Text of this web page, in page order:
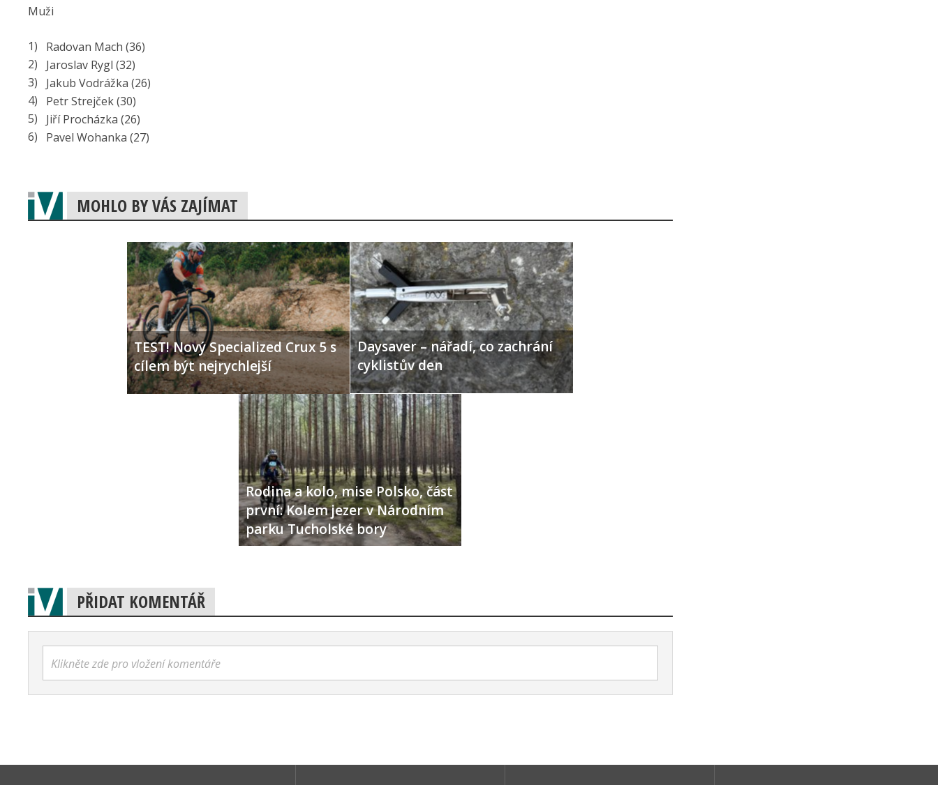
Muži
Radovan Mach (36)
Jaroslav Rygl (32)
Jakub Vodrážka (26)
Petr Strejček (30)
Jiří Procházka (26)
Pavel Wohanka (27)
MOHLO BY VÁS ZAJÍMAT
TEST! Nový Specialized Crux 5 s
cílem být nejrychlejší
Daysaver – nářadí, co zachrání
cyklistův den
Rodina a kolo, mise Polsko, část
první: Kolem jezer v Národním
parku Tucholské bory
PŘIDAT KOMENTÁŘ
Klikněte zde pro vložení komentáře